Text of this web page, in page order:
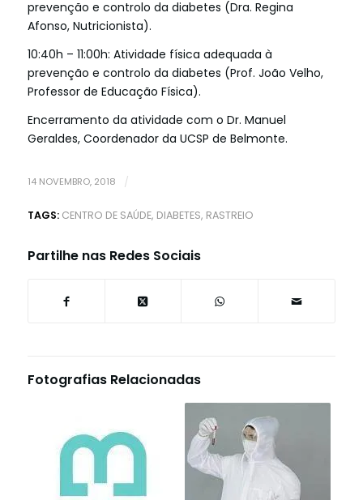
prevenção e controlo da diabetes (Dra. Regina
Afonso, Nutricionista).
10:40h – 11:00h: Atividade física adequada à
prevenção e controlo da diabetes (Prof. João Velho,
Professor de Educação Física).
Encerramento da atividade com o Dr. Manuel
Geraldes, Coordenador da UCSP de Belmonte.
14 NOVEMBRO, 2018 /
TAGS: CENTRO DE SAÚDE, DIABETES, RASTREIO
Partilhe nas Redes Sociais
Fotografias Relacionadas